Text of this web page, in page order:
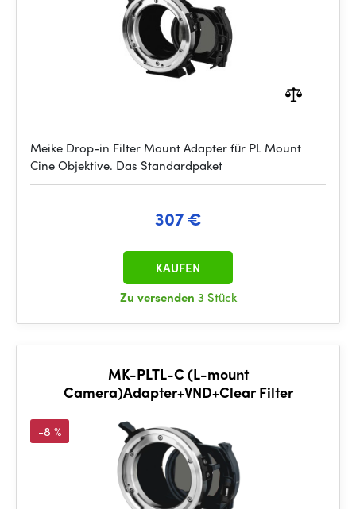
Meike Drop-in Filter Mount Adapter für PL Mount
Cine Objektive. Das Standardpaket
307 €
Zu versenden 3 Stück
KAUFEN
MK-PLTL-C (L-mount
Camera)Adapter+VND+Clear Filter
-8 %